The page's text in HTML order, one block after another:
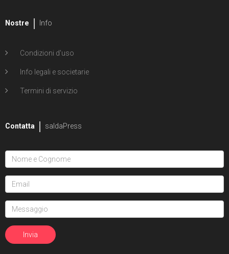
Nostre Info
Condizioni d'uso
Info legali e societarie
Termini di servizio
Contatta saldaPress